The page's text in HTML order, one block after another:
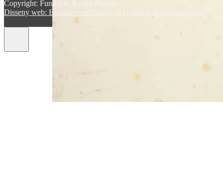
Copyright: Fundació Xavier Nogués
Disseny web: EvaRiu.comDisseny del catàleg: DAdisseny.com